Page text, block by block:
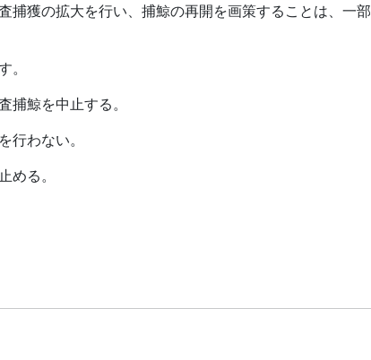
捕獲の拡大を行い、捕鯨の再開を画策することは、一部
。
捕鯨を中止する。
行わない。
める。